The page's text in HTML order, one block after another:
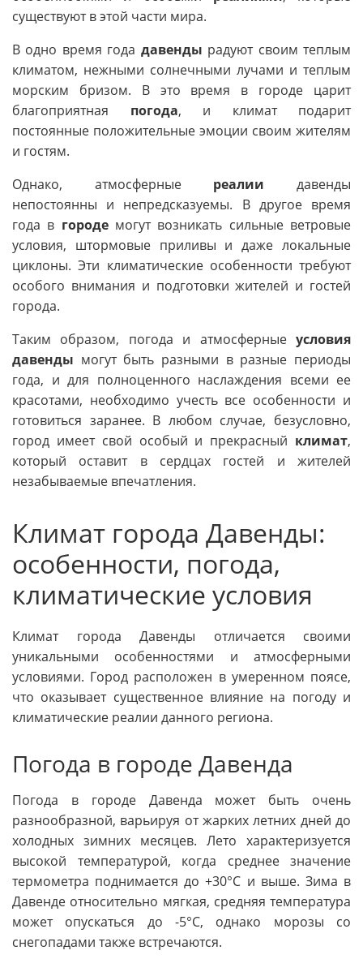
существуют в этой части мира.
В одно время года давенды радуют своим теплым
климатом, нежными солнечными лучами и теплым
морским бризом. В это время в городе царит
благоприятная погода, и климат подарит
постоянные положительные эмоции своим жителям
и гостям.
Однако, атмосферные реалии давенды
непостоянны и непредсказуемы. В другое время
года в городемогут возникать сильные ветровые
условия, штормовые приливы и даже локальные
циклоны. Эти климатические особенности требуют
особого внимания и подготовки жителей и гостей
города.
Таким образом, погода и атмосферные условия
давенды могут быть разными в разные периоды
года, и для полноценного наслаждения всеми ее
красотами, необходимо учесть все особенности и
готовиться заранее. В любом случае, безусловно,
город имеет свой особый и прекрасный климат,
который оставит в сердцах гостей и жителей
незабываемые впечатления.
Климат города Давенды:
особенности, погода,
климатические условия
Климат города Давенды отличается своими
уникальными особенностями и атмосферными
условиями. Город расположен в умеренном поясе,
что оказывает существенное влияние на погоду и
климатические реалии данного региона.
Погода в городе Давенда
Погода в городе Давенда может быть очень
разнообразной, варьируя от жарких летних дней до
холодных зимних месяцев. Лето характеризуется
высокой температурой, когда среднее значение
термометра поднимается до +30°C и выше. Зима в
Давенде относительно мягкая, средняя температура
может опускаться до -5°C, однако морозы со
снегопадами также встречаются.